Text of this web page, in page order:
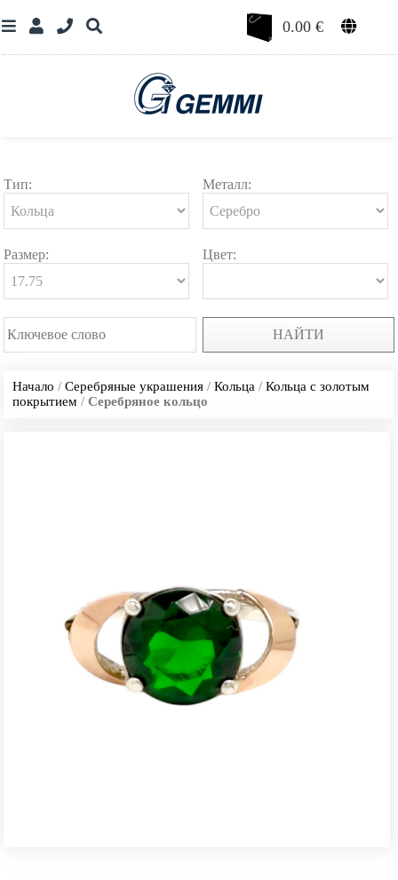
0.00€
Тип: Металл:
Размер: Цвет:
НАЙТИ
Начало /Серебряные украшения /Кольца /Кольца с золотым
покрытием /Серебряное кольцо